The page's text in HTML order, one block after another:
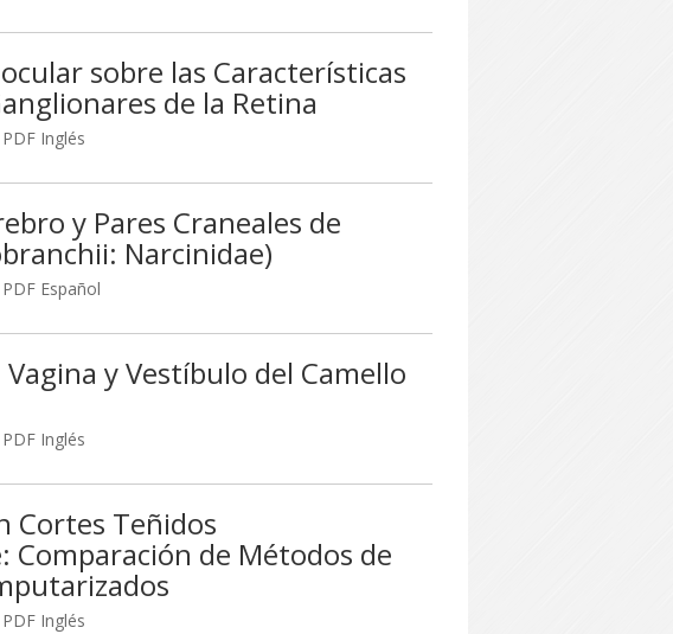
sobre las Características
de la Retina
PDF Inglés
y Pares Craneales de
Narcinidae)
PDF Español
y Vestíbulo del Camello
PDF Inglés
Cortes Teñidos
de Métodos de
PDF Inglés